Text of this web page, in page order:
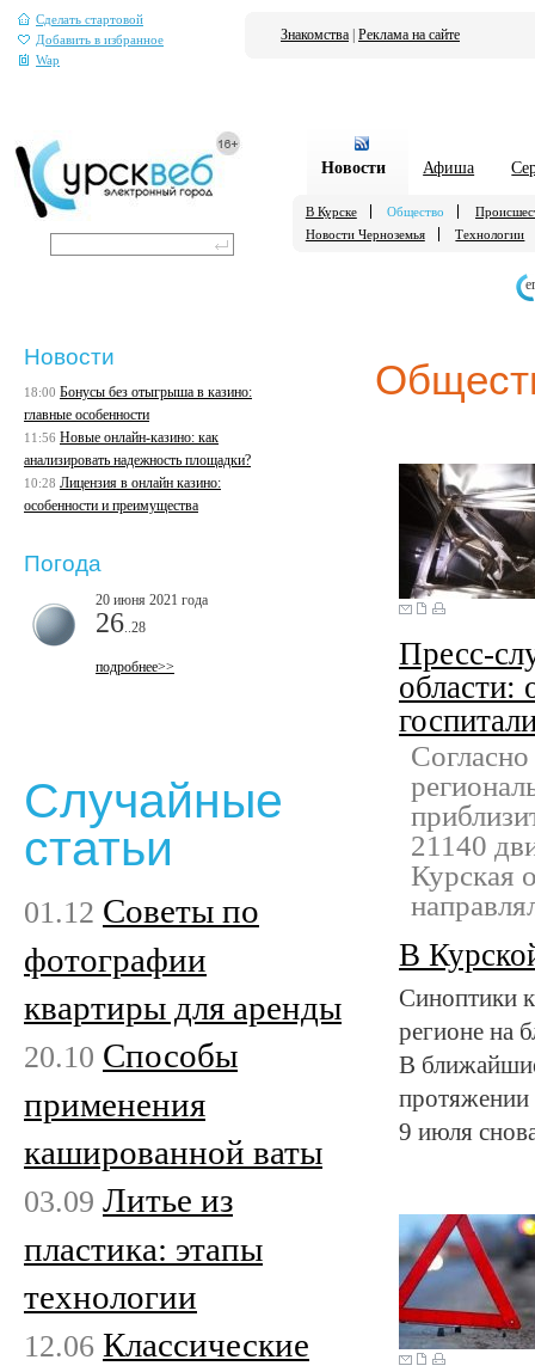
Сделать стартовой
Добавить в избранное
Wap
Знакомства Реклама на сайте
Новости Афиша
В Курске Общество
Новости Черноземья
Технологии
Пресс-
области:
21140
Курская
В
Синоптики
регионе на
В
протяжении
9 июля
Новости
18:00 Бонусы без отыгрыша в казино:
главные особенности
11:56 Новые онлайн-казино: как
анализировать надежность площадки?
10:28 Лицензия в онлайн казино:
особенности и преимущества
Погода
20 июня 2021 года
26 ..28
подробнее>>
Случайные
статьи
01.12 Советы по
фотографии
квартиры для аренды
20.10 Способы
применения
кашированной ваты
03.09 Литье из
пластика: этапы
технологии
12.06 Классические